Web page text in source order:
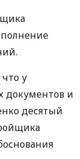
у
документов и
десятый